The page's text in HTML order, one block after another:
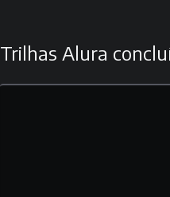
Trilhas Alura